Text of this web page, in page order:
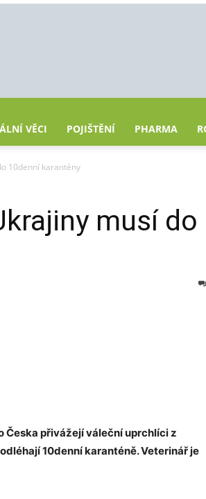
VĚCI POJIŠTĚNÍ PHARMA
10denní karantény
musí do
Česka přivážejí váleční uprchlíci z
10denní karanténě. Veterinář je